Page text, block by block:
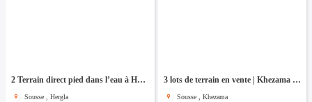
2 Terrain direct pied dans l’eau à Hergla
Sousse , Hergla
3 lots de terrain en vente | Khezama Jawhara Sousse
Sousse , Khezama